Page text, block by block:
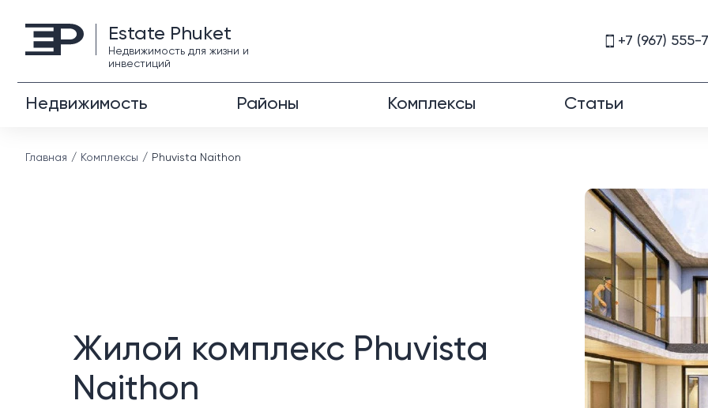
Estate Phuket
Недвижимость для жизни и
инвестиций
+7 (967) 555-
Недвижимость Районы Комплексы Статьи
Главная Комплексы Phuvista Naithon
Жилой комплекс Phuvista
Naithon